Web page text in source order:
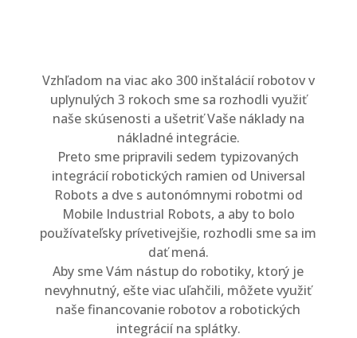
Vzhľadom na viac ako 300 inštalácií robotov v
uplynulých 3 rokoch sme sa rozhodli využiť
naše skúsenosti a ušetriť Vaše náklady na
nákladné integrácie.
Preto sme pripravili sedem typizovaných
integrácií robotických ramien od Universal
Robots a dve s autonómnymi robotmi od
Mobile Industrial Robots, a aby to bolo
používateľsky prívetivejšie, rozhodli sme sa im
dať mená.
Aby sme Vám nástup do robotiky, ktorý je
nevyhnutný, ešte viac uľahčili, môžete využiť
naše financovanie robotov a robotických
integrácií na splátky.